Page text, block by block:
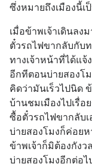
ซึ่งหมายถึงเมืองนี้เ
เมื่อข้าพเจ้าเดินลง
ตั๋วรถไฟขากลับกับ
ทางเจ้าหน้าที่ได้แจ้
อีกทีตอนบ่ายสองโ
คิดว่ามันเร็วไปนิด
บ้านชมเมืองไปเรื่อ
ซื้อตั๋วรถไฟขากลับ
บ่ายสองโมงก็ค่อย
ข้าพเจ้าก็มิต้องกังว
บ่ายสองโมงอีกต่อไ